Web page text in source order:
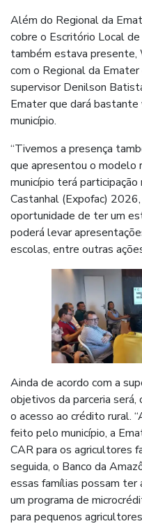
Além do Regional da
cobre o Escritório Local
também estava presente,
com o Regional da
supervisor Denilson
Emater que dará
município.
“Tivemos a presença
que apresentou o modelo
município terá
Castanhal (Expofac)
oportunidade de ter um
poderá levar
escolas, entre outras
Ainda de acordo com a
objetivos da parceria será,
o acesso ao crédito rural.
feito pelo município, a
CAR para os agricultores
seguida, o Banco da
essas famílias possam ter
um programa de
para pequenos